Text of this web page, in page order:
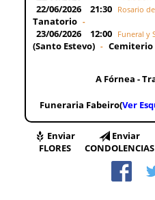
22/06/2026 21:30 Rosario
Tanatorio -
23/06/2026 12:00 Funeral y
(Santo Estevo) -
A Fórnea -
Funeraria Fabeiro(Ver
Enviar
FLORES
Enviar
CONDOLENCIAS